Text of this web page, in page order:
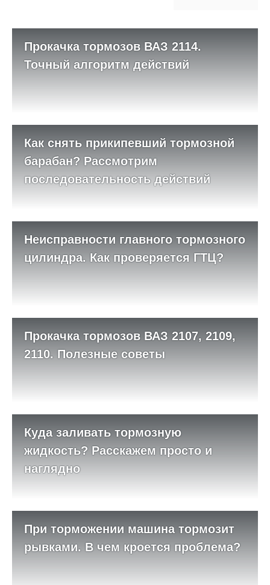
Прокачка тормозов ВАЗ 2114.
Точный алгоритм действий
Как снять прикипевший тормозной
барабан? Рассмотрим
последовательность действий
Неисправности главного тормозного
цилиндра. Как проверяется ГТЦ?
Прокачка тормозов ВАЗ 2107, 2109,
2110. Полезные советы
Куда заливать тормозную
жидкость? Расскажем просто и
наглядно
При торможении машина тормозит
рывками. В чем кроется проблема?